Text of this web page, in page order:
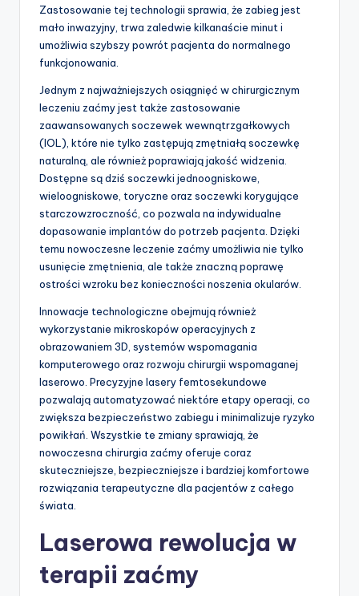
Zastosowanie tej technologii sprawia, że zabieg jest
mało inwazyjny, trwa zaledwie kilkanaście minut i
umożliwia szybszy powrót pacjenta do normalnego
funkcjonowania.
Jednym z najważniejszych osiągnięć w chirurgicznym
leczeniu zaćmy jest także zastosowanie
zaawansowanych soczewek wewnątrzgałkowych
(IOL), które nie tylko zastępują zmętniałą soczewkę
naturalną, ale również poprawiają jakość widzenia.
Dostępne są dziś soczewki jednoogniskowe,
wieloogniskowe, toryczne oraz soczewki korygujące
starczowzroczność, co pozwala na indywidualne
dopasowanie implantów do potrzeb pacjenta. Dzięki
temu nowoczesne leczenie zaćmy umożliwia nie tylko
usunięcie zmętnienia, ale także znaczną poprawę
ostrości wzroku bez konieczności noszenia okularów.
Innowacje technologiczne obejmują również
wykorzystanie mikroskopów operacyjnych z
obrazowaniem 3D, systemów wspomagania
komputerowego oraz rozwoju chirurgii wspomaganej
laserowo. Precyzyjne lasery femtosekundowe
pozwalają automatyzować niektóre etapy operacji, co
zwiększa bezpieczeństwo zabiegu i minimalizuje ryzyko
powikłań. Wszystkie te zmiany sprawiają, że
nowoczesna chirurgia zaćmy oferuje coraz
skuteczniejsze, bezpieczniejsze i bardziej komfortowe
rozwiązania terapeutyczne dla pacjentów z całego
świata.
Laserowa rewolucja w
terapii zaćmy